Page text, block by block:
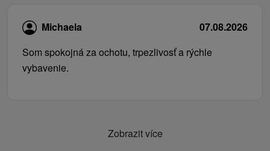
Michaela
07.08.2026
Som spokojná za ochotu, trpezlivosť a rýchle
vybavenie.
Zobrazit více